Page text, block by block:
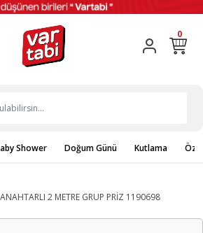
0
Shower Doğum Günü Kutlama
2 METRE GRUP PRİZ 1190698